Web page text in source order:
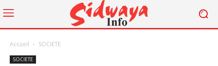
Accueil SOCIETE
SOCIETE